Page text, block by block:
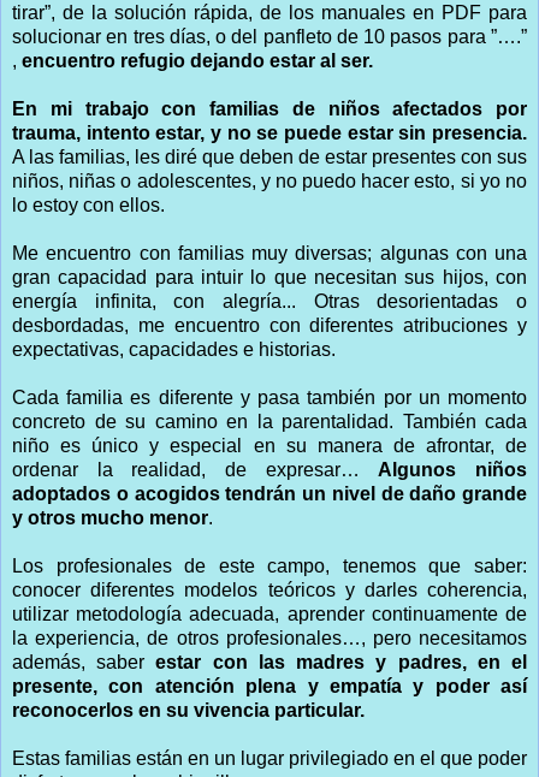
tirar”, de la solución rápida, de los manuales en PDF para
solucionar en tres días, o del panfleto de 10 pasos para ”….”
, encuentro refugio dejando estar al ser.
En mi trabajo con familias de niños afectados por
trauma, intento estar, y no se puede estar sin presencia.
A las familias, les diré que deben de estar presentes con sus
niños, niñas o adolescentes, y no puedo hacer esto, si yo no
lo estoy con ellos.
Me encuentro con familias muy diversas; algunas con una
gran capacidad para intuir lo que necesitan sus hijos, con
energía infinita, con alegría... Otras desorientadas o
desbordadas, me encuentro con diferentes atribuciones y
expectativas, capacidades e historias.
Cada familia es diferente y pasa también por un momento
concreto de su camino en la parentalidad. También cada
niño es único y especial en su manera de afrontar, de
ordenar la realidad, de expresar…Algunos niños
adoptados o acogidos tendrán un nivel de daño grande
y otros mucho menor.
Los profesionales de este campo, tenemos que saber:
conocer diferentes modelos teóricos y darles coherencia,
utilizar metodología adecuada, aprender continuamente de
la experiencia, de otros profesionales…, pero necesitamos
además, saberestar con las madres y padres, en el
presente, con atención plena y empatía y poder así
reconocerlos en su vivencia particular.
Estas familias están en un lugar privilegiado en el que poder